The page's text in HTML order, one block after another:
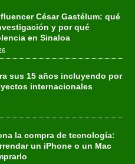
César Gastélum: qué
y por qué
en Sinaloa
sus 15 años incluyendo por
internacionales
la compra de tecnología:
un iPhone o un Mac